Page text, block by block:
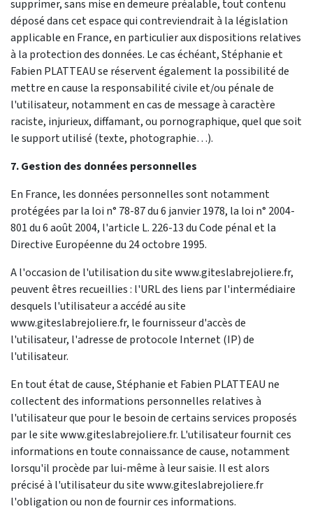
supprimer, sans mise en demeure préalable, tout contenu
déposé dans cet espace qui contreviendrait à la législation
applicable en France, en particulier aux dispositions relatives
à la protection des données. Le cas échéant, Stéphanie et
Fabien PLATTEAU se réservent également la possibilité de
mettre en cause la responsabilité civile et/ou pénale de
l'utilisateur, notamment en cas de message à caractère
raciste, injurieux, diffamant, ou pornographique, quel que soit
le support utilisé (texte, photographie…).
7. Gestion des données personnelles
En France, les données personnelles sont notamment
protégées par la loi n° 78-87 du 6 janvier 1978, la loi n° 2004-
801 du 6 août 2004, l'article L. 226-13 du Code pénal et la
Directive Européenne du 24 octobre 1995.
A l'occasion de l'utilisation du site www.giteslabrejoliere.fr,
peuvent êtres recueillies : l'URL des liens par l'intermédiaire
desquels l'utilisateur a accédé au site
www.giteslabrejoliere.fr, le fournisseur d'accès de
l'utilisateur, l'adresse de protocole Internet (IP) de
l'utilisateur.
En tout état de cause, Stéphanie et Fabien PLATTEAU ne
collectent des informations personnelles relatives à
l'utilisateur que pour le besoin de certains services proposés
par le site www.giteslabrejoliere.fr. L'utilisateur fournit ces
informations en toute connaissance de cause, notamment
lorsqu'il procède par lui-même à leur saisie. Il est alors
précisé à l'utilisateur du site www.giteslabrejoliere.fr
l'obligation ou non de fournir ces informations.